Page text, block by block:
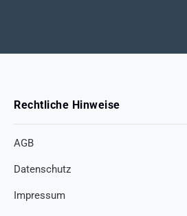
Rechtliche Hinweise
AGB
Datenschutz
Impressum